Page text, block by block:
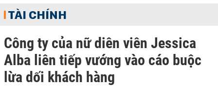
TÀI CHÍNH
Công ty của nữ diên viên Jessica
Alba liên tiếp vướng vào cáo buộc
lừa dối khách hàng